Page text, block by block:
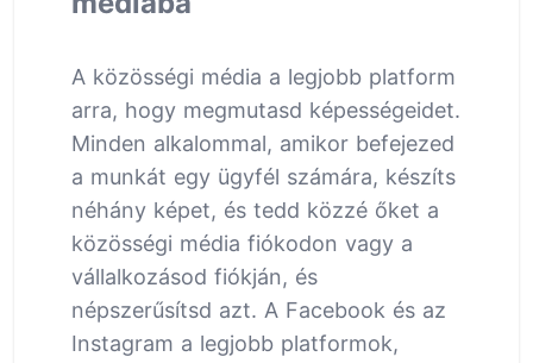
A közösségi média a legjobb platform
arra, hogy megmutasd képességeidet.
Minden alkalommal, amikor befejezed
a munkát egy ügyfél számára, készíts
néhány képet, és tedd közzé őket a
közösségi média fiókodon vagy a
vállalkozásod fiókján, és
népszerűsítsd azt. A Facebook és az
Instagram a legjobb platformok,